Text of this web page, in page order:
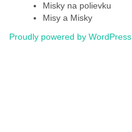
Misky na polievku
Misy a Misky
Proudly powered by WordPress